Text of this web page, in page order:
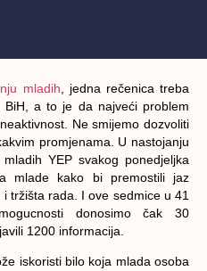
mladih , jedna rečenica treba
a to je da najveći problem
Ne smijemo dozvoliti
promjenama. U nastojanju
YEP svakog ponedjeljka
mlade kako bi premostili jaz
tržišta rada. I ove sedmice u 41
donosimo čak 30
1200 informacija.
iskoristi bilo koja mlada osoba